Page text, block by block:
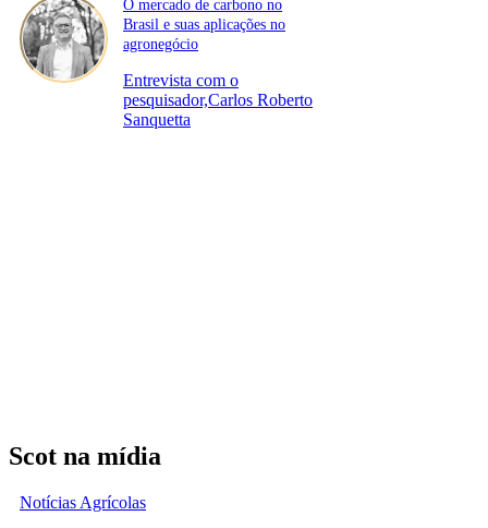
O mercado de carbono no
Brasil e suas aplicações no
agronegócio
Entrevista com o
pesquisador,Carlos Roberto
Sanquetta
Scot na mídia
Notícias Agrícolas